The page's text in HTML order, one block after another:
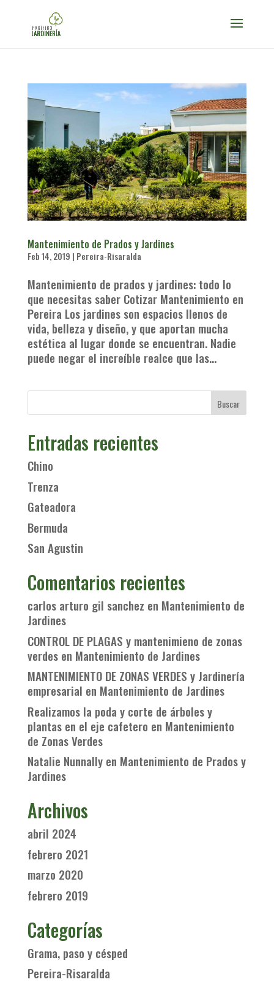
Mantenimiento de Prados y Jardines
Feb 14, 2019 | Pereira-Risaralda
Mantenimiento de prados y jardines: todo lo
que necesitas saber Cotizar Mantenimiento en
Pereira Los jardines son espacios llenos de
vida, belleza y diseño, y que aportan mucha
estética al lugar donde se encuentran. Nadie
puede negar el increíble realce que las...
Entradas recientes
Chino
Trenza
Gateadora
Bermuda
San Agustin
Comentarios recientes
carlos arturo gil sanchez en Mantenimiento de
Jardines
CONTROL DE PLAGAS y mantenimieno de zonas
verdesen Mantenimiento de Jardines
MANTENIMIENTO DE ZONAS VERDES y Jardinería
empresarial en Mantenimiento de Jardines
Realizamos la poda y corte de árboles y
plantas en el eje cafetero en Mantenimiento
de Zonas Verdes
Natalie Nunnallyen Mantenimiento de Prados y
Jardines
Archivos
abril 2024
febrero 2021
marzo 2020
febrero 2019
Categorías
Grama, paso y césped
Pereira-Risaralda